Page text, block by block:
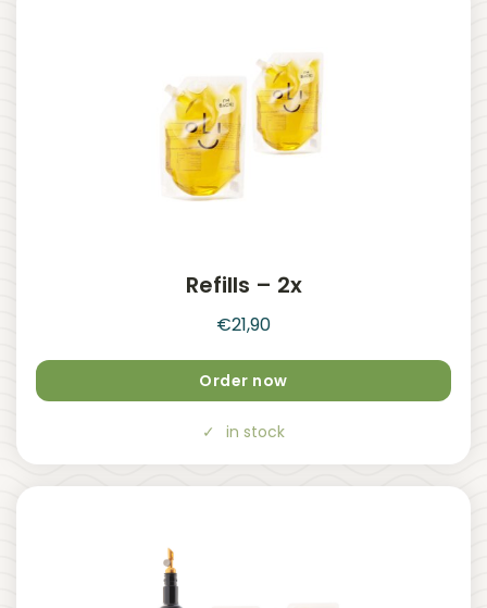
Refills – 2x
€21,90
Order now
in stock